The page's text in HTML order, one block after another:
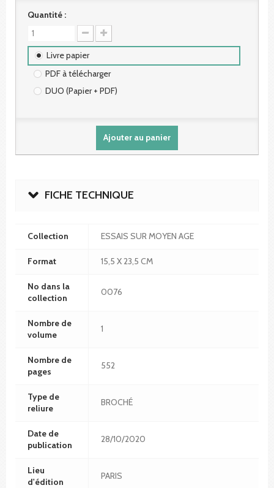
Quantité :
Livre papier
PDF à télécharger
DUO (Papier + PDF)
Ajouter au panier
FICHE TECHNIQUE
Collection ESSAIS SUR MOYEN AGE
Format 15,5 X 23,5 CM
No dans la
collection
0076
Nombre de
volume
1
Nombre de
pages
552
Type de
reliure
BROCHÉ
Date de
publication
28/10/2020
Lieu
d'édition
PARIS